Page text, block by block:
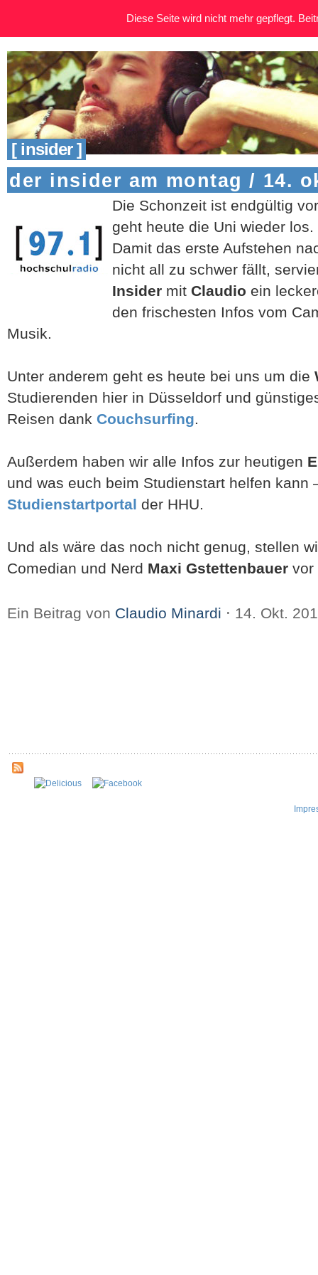
[ insider ]
der insider am montag / 14.
Die Schonzeit ist endgültig
geht heute die Uni wieder los.
Damit das erste Aufstehen
nicht all zu schwer fällt,
Insider mit Claudio ein
den frischesten Infos vom
Musik.
Unter anderem geht es heute bei uns um die
Studierenden hier in Düsseldorf und
Reisen dank Couchsurfing.
Außerdem haben wir alle Infos zur heutigen
und was euch beim Studienstart helfen kann
Studienstartportal der HHU.
Und als wäre das noch nicht genug, stellen
Comedian und Nerd Maxi Gstettenbauer vor
Ein Beitrag von Claudio Minardi ⋅ 14. Okt.
Diese Seite wird nicht mehr gepflegt.